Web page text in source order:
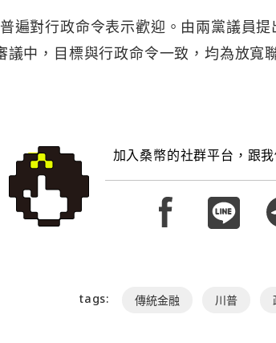
遍對行政命令表示歡迎。由兩黨議員
議中，目標與行政命令一致，均為放寬
加入桑幣的社群平台，跟
tags: 傳統金融 川普